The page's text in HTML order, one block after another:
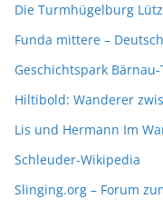
Die Turmhügelburg
Funda mittere –
Geschichtspark Bärnau-
Hiltibold: Wanderer
Lis und Hermann Im
Schleuder-Wikipedia
Slinging.org – Forum